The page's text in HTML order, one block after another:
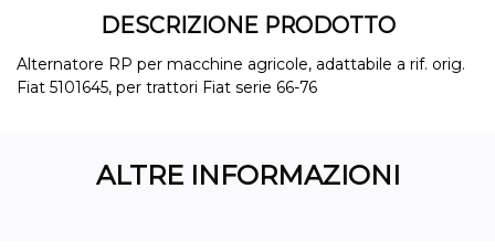
DESCRIZIONE PRODOTTO
Alternatore RP per macchine agricole, adattabile a rif. orig.
Fiat 5101645, per trattori Fiat serie 66-76
ALTRE INFORMAZIONI